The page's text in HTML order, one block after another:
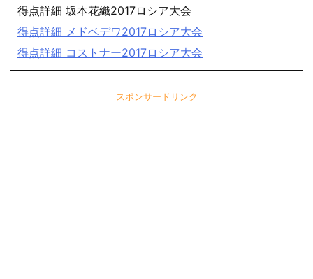
得点詳細 坂本花織2017ロシア大会
得点詳細 メドベデワ2017ロシア大会
得点詳細 コストナー2017ロシア大会
スポンサードリンク